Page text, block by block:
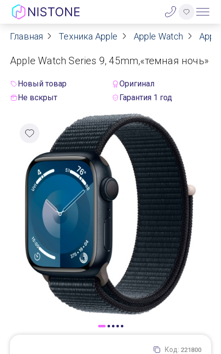
Акции
О нас
Договор оферты
Реквизиты
Контакты
Гарантия
Оплата
Доставка
Самовывоз
Trade-In
Главная Техника Apple Apple Watch
Apple Watch Series 9, 45mm,«темная ночь»
Новый товар
Оригинал
Не вскрыт
Гарантия 1 год
Код: 221800